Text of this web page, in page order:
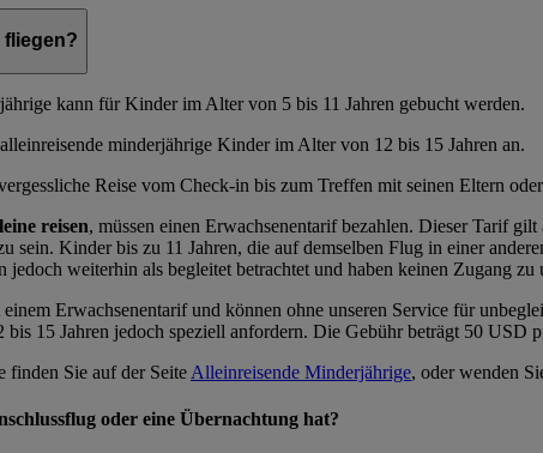
fliegen?
kann für Kinder im Alter von 5 bis 11 Jahren gebucht werden.
minderjährige Kinder im Alter von 12 bis 15 Jahren an.
Reise vom Check-in bis zum Treffen mit seinen Eltern
reisen, müssen einen Erwachsenentarif bezahlen. Dieser Tarif
sein. Kinder bis zu 11 Jahren, die auf demselben Flug in einer
weiterhin als begleitet betrachtet und haben keinen Zugang
Erwachsenentarif und können ohne unseren Service für
15 Jahren jedoch speziell anfordern. Die Gebühr beträgt 50 USD
finden Sie auf der Seite Alleinreisende Minderjährige, oder wenden
oder eine Übernachtung hat?